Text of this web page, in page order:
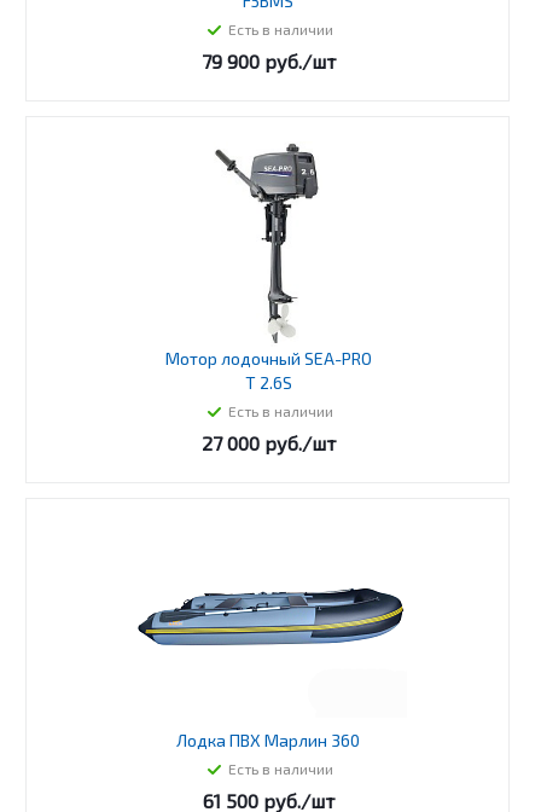
Есть в наличии
79 900руб./шт
Мотор лодочный SEA-PRO
T 2.6S
Есть в наличии
27 000руб./шт
Лодка ПВХ Марлин 360
Есть в наличии
61 500руб./шт